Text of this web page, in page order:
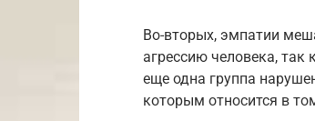
Во-вторых, эмпатии
агрессию человека,
еще одна группа
которым относится в